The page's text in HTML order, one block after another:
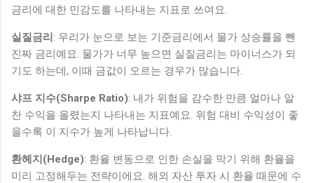
금리에 대한 민감도를 나타내는 지표로 쓰여요.
실질금리 : 우리가 눈으로 보는 기준금리에서 물가 상승률을 뺀
진짜 금리예요. 물가가 너무 높으면 실질금리는 마이너스가 되
기도 하는데, 이때 금값이 오르는 경우가 많습니다.
샤프 지수(Sharpe Ratio): 내가 위험을 감수한 만큼 얼마나 알
찬 수익을 올렸는지 나타내는 지표예요. 위험 대비 수익성이 좋
을수록 이 지수가 높게 나타납니다.
환헤지(Hedge): 환율 변동으로 인한 손실을 막기 위해 환율을
미리 고정해두는 전략이에요. 해외 자산 투자 시 환율 때문에 수